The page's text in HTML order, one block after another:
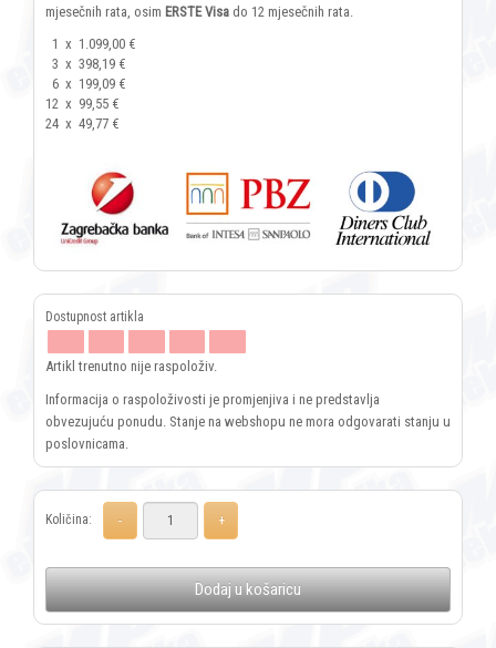
mjesečnih rata, osim ERSTE Visa do 12 mjesečnih rata.
1 x 1.099,00 €
3 x 398,19 €
6 x 199,09 €
12 x 99,55 €
24 x 49,77 €
Artikl trenutno nije raspoloživ.
Informacija o raspoloživosti je promjenjiva i ne predstavlja
obvezujuću ponudu. Stanje na webshopu ne mora odgovarati stanju u
poslovnicama.
Količina:
Dodaj u košaricu